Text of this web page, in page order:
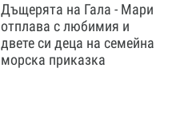
Дъщерята на Гала - Мари
отплава с любимия и
двете си деца на семейна
морска приказка